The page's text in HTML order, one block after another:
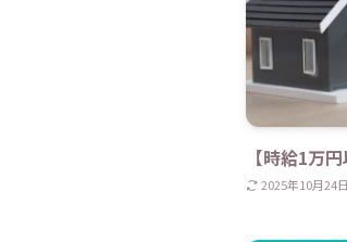
【時給1万
2025年10月24日